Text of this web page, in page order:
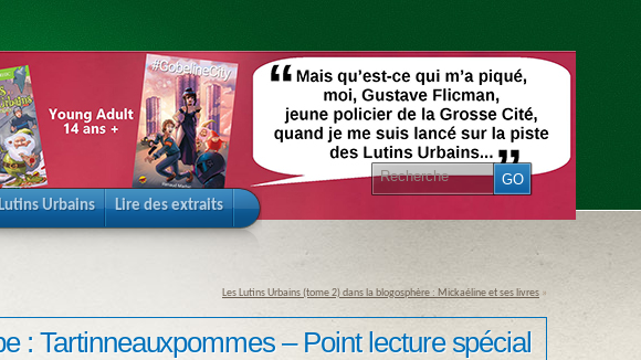
Urbains Lire des extraits
Les Lutins Urbains (tome 2) dans la blogosphère : Mickaéline et ses livres »
: Tartinneauxpommes – Point lecture spécial